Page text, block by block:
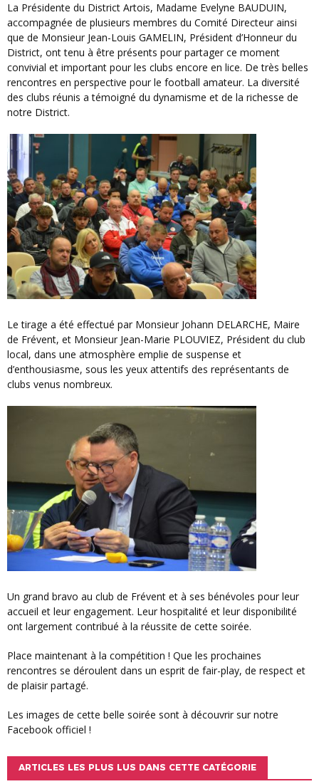
La Présidente du District Artois, Madame Evelyne BAUDUIN,
accompagnée de plusieurs membres du Comité Directeur ainsi
que de Monsieur Jean-Louis GAMELIN, Président d’Honneur du
District, ont tenu à être présents pour partager ce moment
convivial et important pour les clubs encore en lice. De très belles
rencontres en perspective pour le football amateur. La diversité
des clubs réunis a témoigné du dynamisme et de la richesse de
notre District.
Le tirage a été effectué par Monsieur Johann DELARCHE, Maire
de Frévent, et Monsieur Jean-Marie PLOUVIEZ, Président du club
local, dans une atmosphère emplie de suspense et
d’enthousiasme, sous les yeux attentifs des représentants de
clubs venus nombreux.
Un grand bravo au club de Frévent et à ses bénévoles pour leur
accueil et leur engagement. Leur hospitalité et leur disponibilité
ont largement contribué à la réussite de cette soirée.
Place maintenant à la compétition ! Que les prochaines
rencontres se déroulent dans un esprit de fair-play, de respect et
de plaisir partagé.
Les images de cette belle soirée sont à découvrir sur notre
Facebook officiel !
ARTICLES LES PLUS LUS DANS CETTE CATÉGORIE